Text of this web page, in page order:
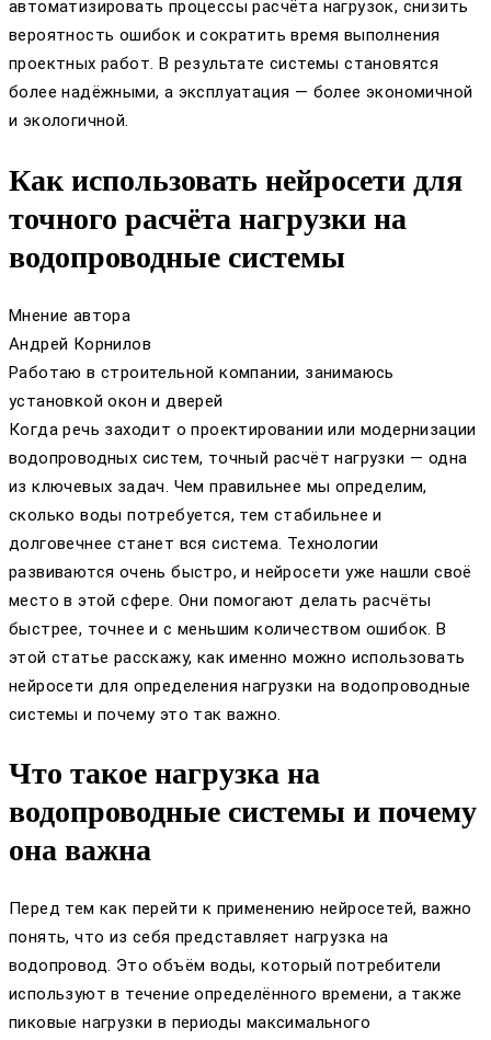
автоматизировать процессы расчёта нагрузок, снизить
вероятность ошибок и сократить время выполнения
проектных работ. В результате системы становятся
более надёжными, а эксплуатация — более экономичной
и экологичной.
Как использовать нейросети для
точного расчёта нагрузки на
водопроводные системы
Мнение автора
Андрей Корнилов
Работаю в строительной компании, занимаюсь
установкой окон и дверей
Когда речь заходит о проектировании или модернизации
водопроводных систем, точный расчёт нагрузки — одна
из ключевых задач. Чем правильнее мы определим,
сколько воды потребуется, тем стабильнее и
долговечнее станет вся система. Технологии
развиваются очень быстро, и нейросети уже нашли своё
место в этой сфере. Они помогают делать расчёты
быстрее, точнее и с меньшим количеством ошибок. В
этой статье расскажу, как именно можно использовать
нейросети для определения нагрузки на водопроводные
системы и почему это так важно.
Что такое нагрузка на
водопроводные системы и почему
она важна
Перед тем как перейти к применению нейросетей, важно
понять, что из себя представляет нагрузка на
водопровод. Это объём воды, который потребители
используют в течение определённого времени, а также
пиковые нагрузки в периоды максимального